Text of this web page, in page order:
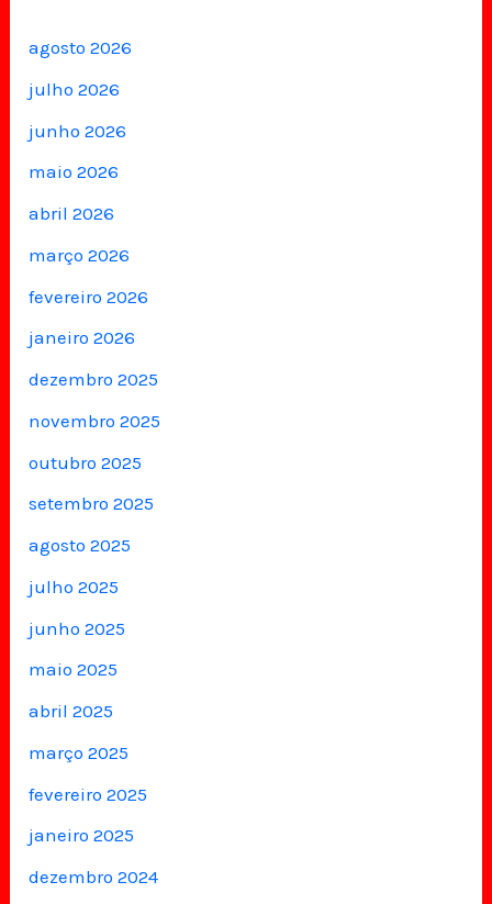
agosto 2026
julho 2026
junho 2026
maio 2026
abril 2026
março 2026
fevereiro 2026
janeiro 2026
dezembro 2025
novembro 2025
outubro 2025
setembro 2025
agosto 2025
julho 2025
junho 2025
maio 2025
abril 2025
março 2025
fevereiro 2025
janeiro 2025
dezembro 2024